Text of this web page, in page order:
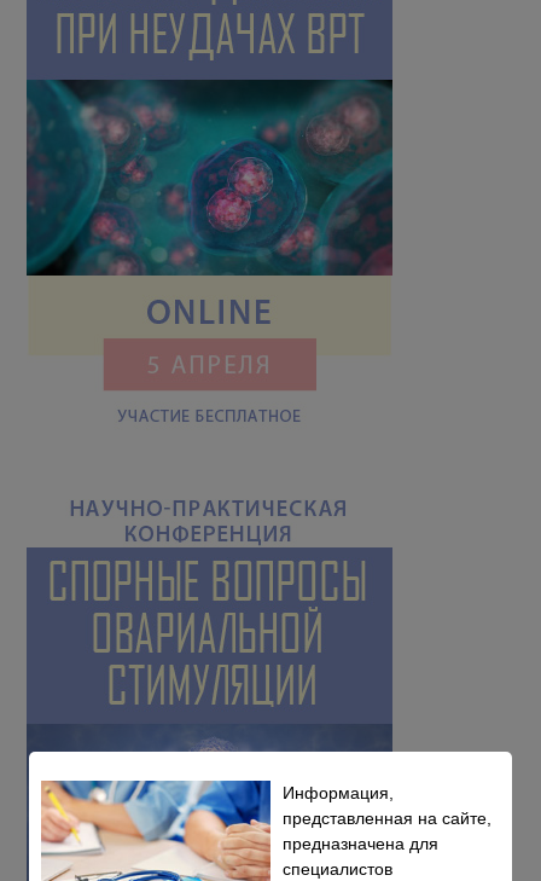
Информация,
представленная на сайте,
предназначена для
специалистов